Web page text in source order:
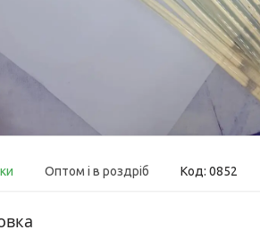
Оптом і в роздріб Код: 0852